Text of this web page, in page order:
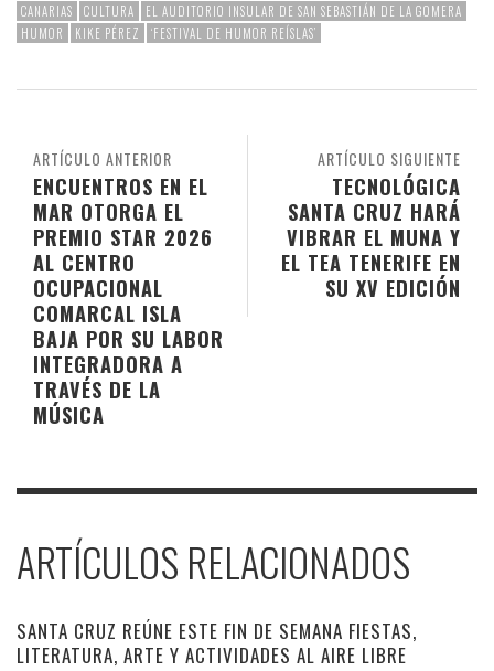
CANARIAS CULTURA
EL AUDITORIO INSULAR DE SAN SEBASTIÁN DE LA GOMERA
HUMOR
KIKE PÉREZ ‘FESTIVAL DE HUMOR REÍSLAS’
ARTÍCULO SIGUIENTE
TECNOLÓGICA
SANTA CRUZ HARÁ
VIBRAR EL MUNA Y
EL TEA TENERIFE EN
SU XV EDICIÓN
ARTÍCULO ANTERIOR
ENCUENTROS EN EL
MAR OTORGA EL
PREMIO STAR 2026
AL CENTRO
OCUPACIONAL
COMARCAL ISLA
BAJA POR SU LABOR
INTEGRADORA A
TRAVÉS DE LA
MÚSICA
ARTÍCULOS RELACIONADOS
SANTA CRUZ REÚNE ESTE FIN DE SEMANA FIESTAS,
LITERATURA, ARTE Y ACTIVIDADES AL AIRE LIBRE